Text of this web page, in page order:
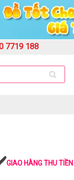
7719 188
GIAO HÀNG THU TIỀN |